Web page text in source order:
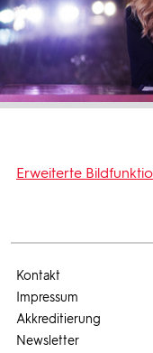
Erweiterte
Kontakt
Impressum
Akkreditierung
Newsletter